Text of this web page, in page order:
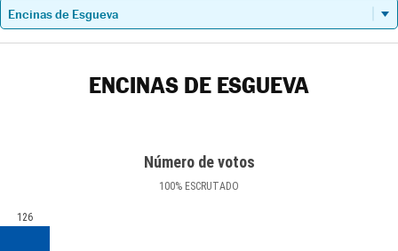
ENCINAS DE ESGUEVA
Número de votos
100% ESCRUTADO
126